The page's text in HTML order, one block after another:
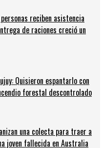
reciben asistencia
de raciones creció un
Quisieron espantarlo con
forestal descontrolado
una colecta para traer a
joven fallecida en Australia